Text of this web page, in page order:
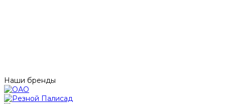
Наши бренды